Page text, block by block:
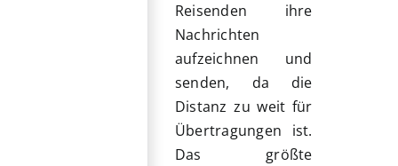
Reisenden ihre
Nachrichten
aufzeichnen und
senden, da die
Distanz zu weit für
Übertragungen ist.
Das größte